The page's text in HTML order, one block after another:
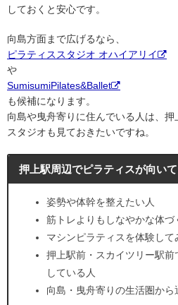
しておくと安心です。
向島方面まで広げるなら、
ピラティススタジオ オハイアリイ
や
SumisumiPilates&Ballet
も候補になります。
向島や曳舟寄りに住んでいる人は、
スタジオも見ておきたいですね。
押上駅周辺でピラティスが向い
姿勢や体幹を整えたい人
筋トレよりもしなやかな体づ
マシンピラティスを体験して
押上駅前・スカイツリー駅
している人
向島・曳舟寄りの生活圏から